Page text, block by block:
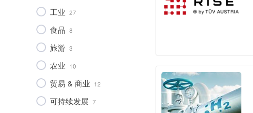
工业 27
食品 8
旅游 3
农业 10
贸易 & 商业 12
可持续发展 7